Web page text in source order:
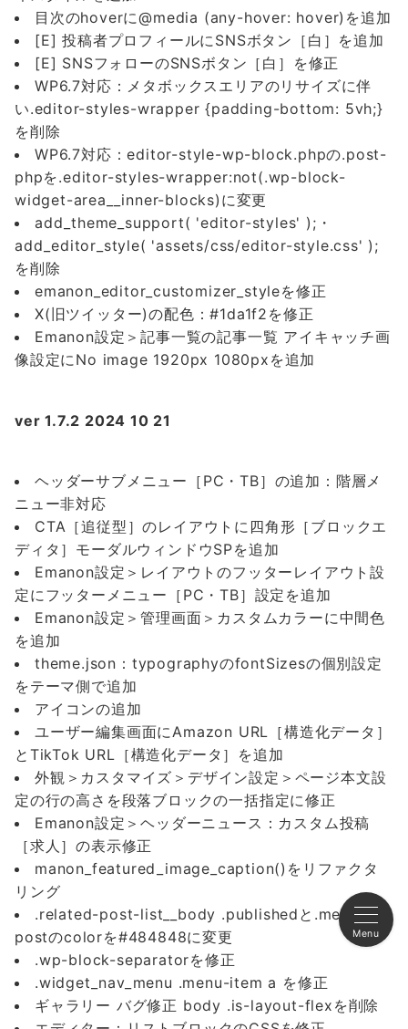
目次のhoverに@media (any-hover: hover)を追加
[E] 投稿者プロフィールにSNSボタン［白］を追加
[E] SNSフォローのSNSボタン［白］を修正
WP6.7対応：メタボックスエリアのリサイズに伴
い.editor-styles-wrapper {padding-bottom: 5vh;}
を削除
WP6.7対応：editor-style-wp-block.phpの.post-
phpを.editor-styles-wrapper:not(.wp-block-
widget-area__inner-blocks)に変更
add_theme_support( 'editor-styles' );・
add_editor_style( 'assets/css/editor-style.css' );
を削除
emanon_editor_customizer_styleを修正
X(旧ツイッター)の配色：#1da1f2を修正
Emanon設定＞記事一覧の記事一覧 アイキャッチ画
像設定にNo image 1920px 1080pxを追加
ver 1.7.2 2024 10 21
ヘッダーサブメニュー［PC・TB］の追加：階層メ
ニュー非対応
CTA［追従型］のレイアウトに四角形［ブロックエ
ディタ］モーダルウィンドウSPを追加
Emanon設定＞レイアウトのフッターレイアウト設
定にフッターメニュー［PC・TB］設定を追加
Emanon設定＞管理画面＞カスタムカラーに中間色
を追加
theme.json：typographyのfontSizesの個別設定
をテーマ側で追加
アイコンの追加
ユーザー編集画面にAmazon URL［構造化データ］
とTikTok URL［構造化データ］を追加
外観＞カスタマイズ＞デザイン設定＞ページ本文設
定の行の高さを段落ブロックの一括指定に修正
Emanon設定＞ヘッダーニュース：カスタム投稿
［求人］の表示修正
manon_featured_image_caption()をリファクタ
リング
.related-post-list__body .publishedと.meta-
postのcolorを#484848に変更
.wp-block-separatorを修正
.widget_nav_menu .menu-item a を修正
ギャラリー バグ修正 body .is-layout-flexを削除
Menu